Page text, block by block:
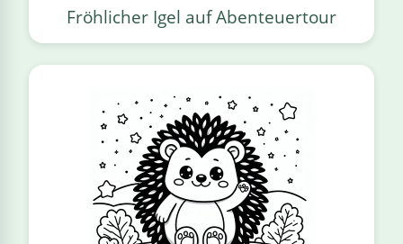
Fröhlicher Igel auf Abenteuertour